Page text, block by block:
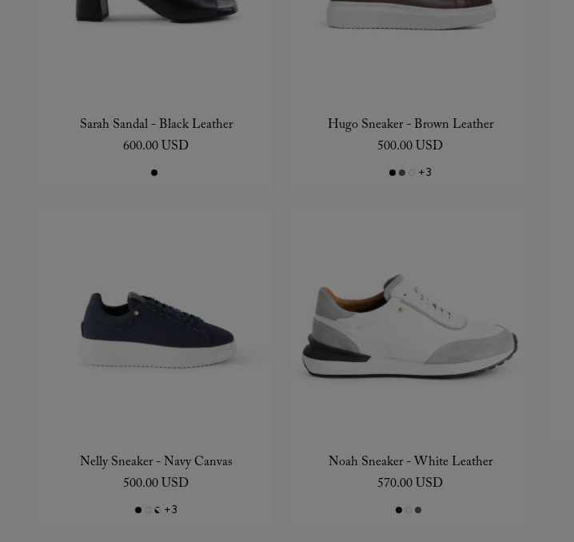
Sarah Sandal - Black Leather
600.00 USD
Hugo Sneaker - Brown Leather
500.00 USD
+3
Nelly Sneaker - Navy Canvas
500.00 USD
+3
Noah Sneaker - White Leather
570.00 USD